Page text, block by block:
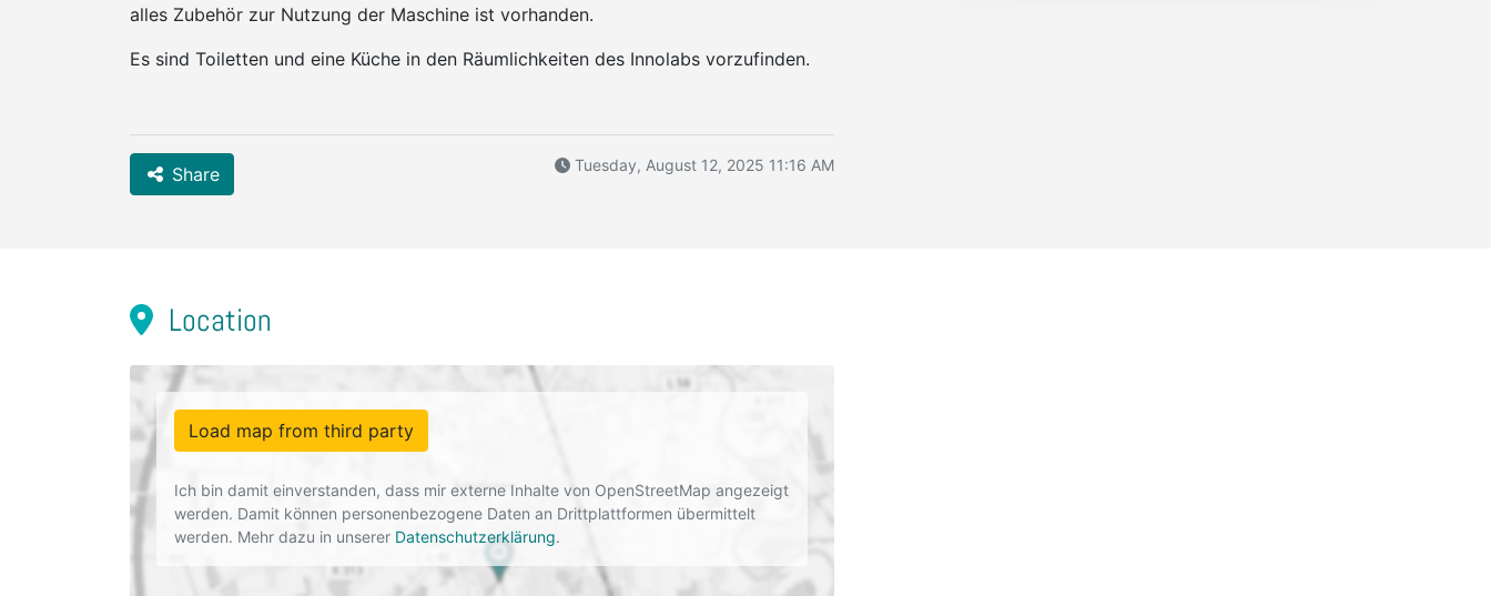
alles Zubehör zur Nutzung der Maschine ist vorhanden.
Es sind Toiletten und eine Küche in den Räumlichkeiten des Innolabs vorzufinden.
Share Tuesday, August 12, 2025 11:16 AM
Location
Load map from third party
Ich bin damit einverstanden, dass mir externe Inhalte von OpenStreetMap angezeigt
werden. Damit können personenbezogene Daten an Drittplattformen übermittelt
werden. Mehr dazu in unserer Datenschutzerklärung.